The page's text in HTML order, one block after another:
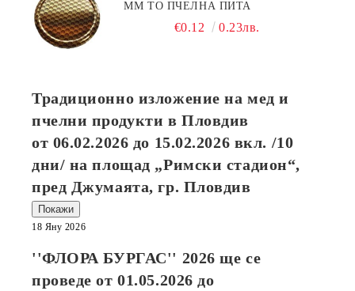
ММ ТО ПЧЕЛНА ПИТА
€0.12 0.23лв.
Традиционно изложение на мед и
пчелни продукти в Пловдив
от 06.02.2026 до 15.02.2026 вкл. /10
дни/ на площад „Римски стадион“,
пред Джумаята, гр. Пловдив
Покажи
18 Яну 2026
''ФЛОРА БУРГАС'' 2026ще се
проведе от01.05.2026 до